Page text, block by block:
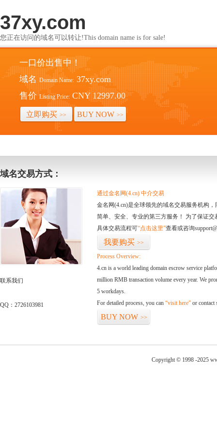
37xy.com
您正在访问的域名可以转让!This domain name is for sale!
一口价出售中！
域名 Domain Name: 37xy.com
售价 Listing Price: CNY 12997.00
立即购买 >> BUY NOW >>
域名交易方式：
联系我们
QQ：2726103981
通过金名网(4.cn) 中介交易
金名网(4.cn)是全球领先的域名交易服务机构
简单、安全、专业的第三方服务！ 为了保证
具体交易流程可“点击这里”查看或咨询
我要购买 >>
Process Overview:
4.cn is a world leading domain escrow service
million RMB transaction volume every year. We
5 workdays.
For detailed process, you can “visit here” or contact
BUY NOW >>
Copyright © 1998 -2025